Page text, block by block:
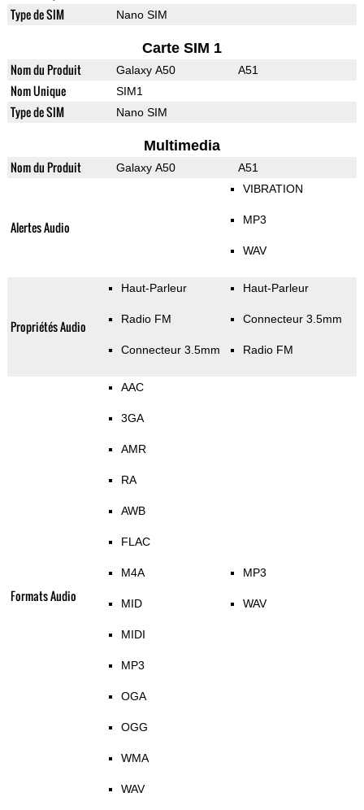
Type de SIM Nano SIM
Carte SIM 1
Nom du Produit Galaxy A50 A51
Nom Unique SIM1
Type de SIM Nano SIM
Multimedia
Nom du Produit Galaxy A50 A51
Alertes Audio
VIBRATION
MP3
WAV
Propriétés Audio
Haut-Parleur
Radio FM
Connecteur 3.5mm
Haut-Parleur
Connecteur 3.5mm
Radio FM
Formats Audio
AAC
3GA
AMR
RA
AWB
FLAC
M4A
MID
MIDI
MP3
OGA
OGG
WMA
WAV
MP3
WAV